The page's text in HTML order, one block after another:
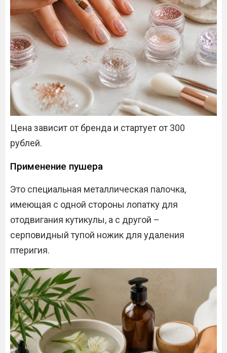
Цена зависит от бренда и стартует от 300
рублей.
Применение пушера
Это специальная металлическая палочка,
имеющая с одной стороны лопатку для
отодвигания кутикулы, а с другой –
серповидный тупой ножик для удаления
птеригия.